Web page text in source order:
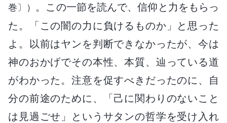
巻〕） 。この一節を読んで、信仰と力をもらっ
た。「この闇の力に負けるものか」と思った
よ。以前はヤンを判断できなかったが、今は
神のおかげでその本性、本質、辿っている道
がわかった。注意を促すべきだったのに、自
分の前途のために、「己に関わりのないこと
は見過ごせ」というサタンの哲学を受け入れ